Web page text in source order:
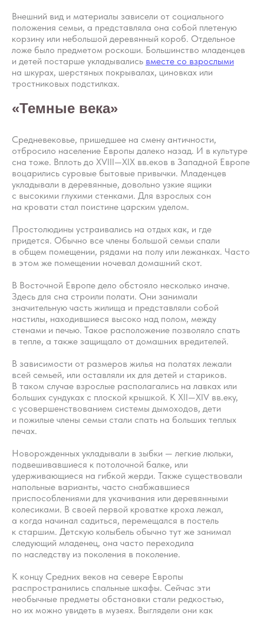
Внешний вид и материалы зависели от социального
положения семьи, а представляла она собой плетеную
корзину или небольшой деревянный короб. Отдельное
ложе было предметом роскоши. Большинство младенцев
и детей постарше укладывались вместе со взрослыми
на шкурах, шерстяных покрывалах, циновках или
тростниковых подстилках.
«Темные века»
Средневековье, пришедшее на смену античности,
отбросило население Европы далеко назад. И в культуре
сна тоже. Вплоть до XVIII—XIX вв.еков в Западной Европе
воцарились суровые бытовые привычки. Младенцев
укладывали в деревянные, довольно узкие ящики
с высокими глухими стенками. Для взрослых сон
на кровати стал поистине царским уделом.
Простолюдины устраивались на отдых как, и где
придется. Обычно все члены большой семьи спали
в общем помещении, рядами на полу или лежанках. Часто
в этом же помещении ночевал домашний скот.
В Восточной Европе дело обстояло несколько иначе.
Здесь для сна строили полати. Они занимали
значительную часть жилища и представляли собой
настилы, находившиеся высоко над полом, между
стенами и печью. Такое расположение позволяло спать
в тепле, а также защищало от домашних вредителей.
В зависимости от размеров жилья на полатях лежали
всей семьей, или оставляли их для детей и стариков.
В таком случае взрослые располагались на лавках или
больших сундуках с плоской крышкой. К XII—XIV вв.еку,
с усовершенствованием системы дымоходов, дети
и пожилые члены семьи стали спать на больших теплых
печах.
Новорожденных укладывали в зыбки — легкие люльки,
подвешивавшиеся к потолочной балке, или
удерживающиеся на гибкой жерди. Также существовали
напольные варианты, часто снабжавшиеся
приспособлениями для укачивания или деревянными
колесиками. В своей первой кроватке кроха лежал,
а когда начинал садиться, перемещался в постель
к старшим. Детскую колыбель обычно тут же занимал
следующий младенец, она часто переходила
по наследству из поколения в поколение.
К концу Средних веков на севере Европы
распространились спальные шкафы. Сейчас эти
необычные предметы обстановки стали редкостью,
но их можно увидеть в музеях. Выглядели они как